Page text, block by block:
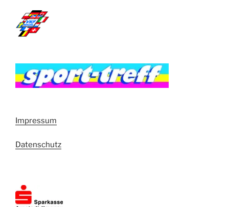
Impressum
Datenschutz